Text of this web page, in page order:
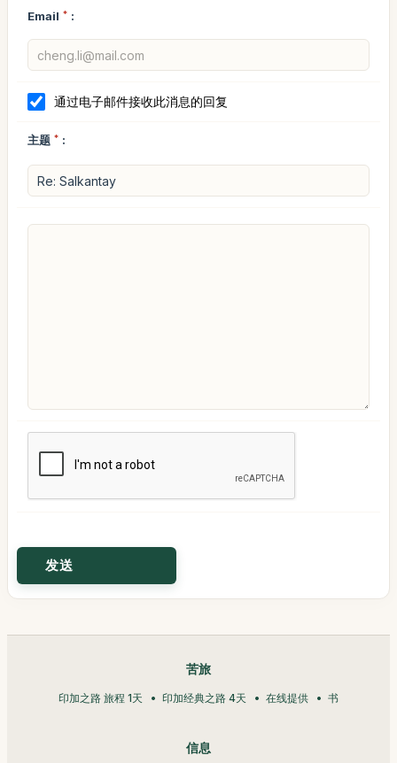
Email * :
通过电子邮件接收此消息的回复
主题 * :
苦旅
印加之路 旅程 1天 印加经典之路 4天 在线提供 书
信息